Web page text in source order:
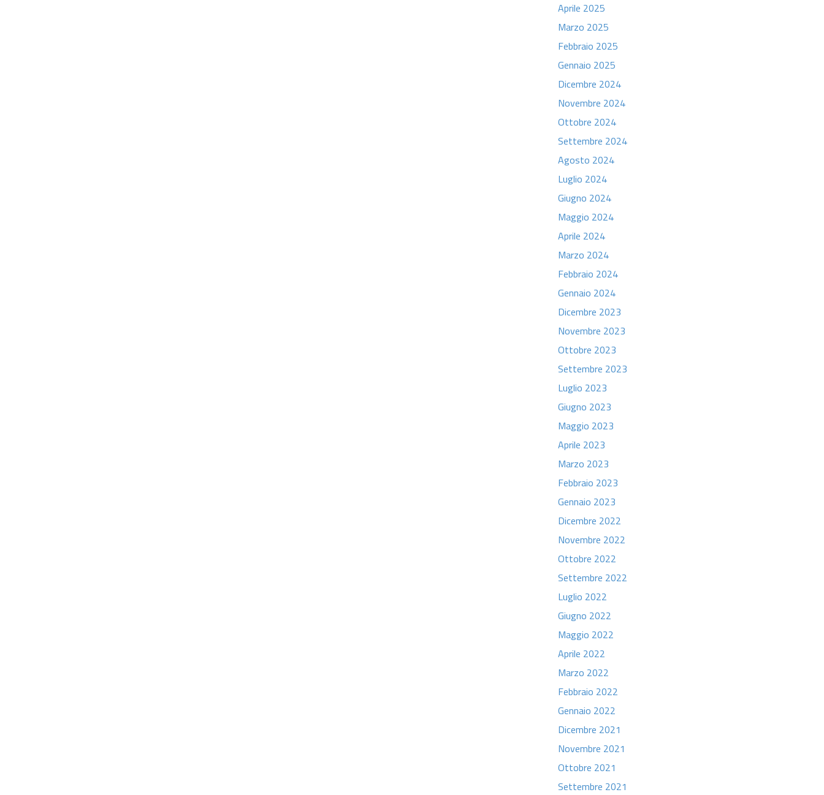
Aprile 2025
Marzo 2025
Febbraio 2025
Gennaio 2025
Dicembre 2024
Novembre 2024
Ottobre 2024
Settembre 2024
Agosto 2024
Luglio 2024
Giugno 2024
Maggio 2024
Aprile 2024
Marzo 2024
Febbraio 2024
Gennaio 2024
Dicembre 2023
Novembre 2023
Ottobre 2023
Settembre 2023
Luglio 2023
Giugno 2023
Maggio 2023
Aprile 2023
Marzo 2023
Febbraio 2023
Gennaio 2023
Dicembre 2022
Novembre 2022
Ottobre 2022
Settembre 2022
Luglio 2022
Giugno 2022
Maggio 2022
Aprile 2022
Marzo 2022
Febbraio 2022
Gennaio 2022
Dicembre 2021
Novembre 2021
Ottobre 2021
Settembre 2021